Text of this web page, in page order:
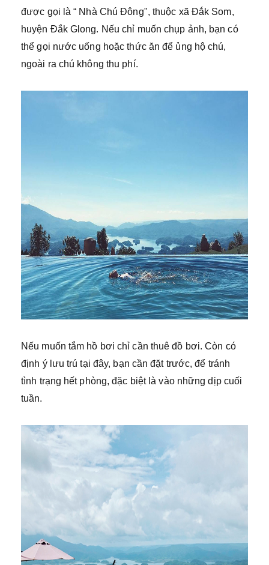
được gọi là “ Nhà Chú Đông", thuộc xã Đắk Som,
huyện Đắk Glong. Nếu chỉ muốn chụp ảnh, bạn có
thể gọi nước uống hoặc thức ăn để ủng hộ chú,
ngoài ra chú không thu phí.
Nếu muốn tắm hồ bơi chỉ cần thuê đồ bơi. Còn có
định ý lưu trú tại đây, bạn cần đặt trước, để tránh
tình trạng hết phòng, đặc biệt là vào những dịp cuối
tuần.